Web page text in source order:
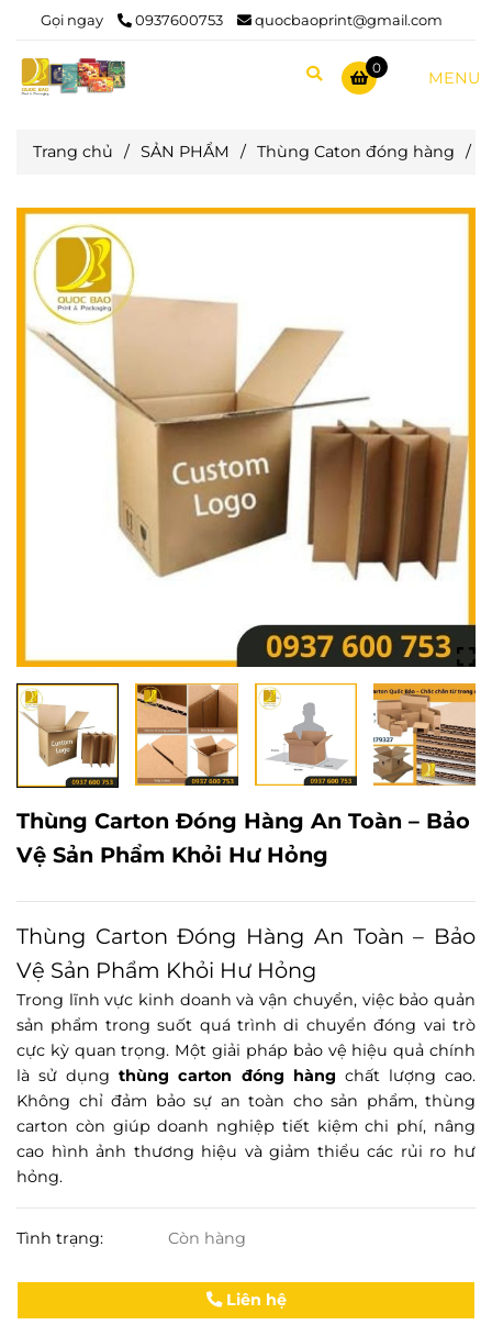
Gọi ngay 0937600753 quocbaoprint@gmail.com
0
MENU
Trang chủ / SẢN PHẨM / Thùng Caton đóng hàng /
Thùng Carton Đóng Hàng An Toàn – Bảo
Vệ Sản Phẩm Khỏi Hư Hỏng
Thùng Carton Đóng Hàng An Toàn – Bảo
Vệ Sản Phẩm Khỏi Hư Hỏng
Trong lĩnh vực kinh doanh và vận chuyển, việc bảo quản
sản phẩm trong suốt quá trình di chuyển đóng vai trò
cực kỳ quan trọng. Một giải pháp bảo vệ hiệu quả chính
là sử dụngthùng carton đóng hàng chất lượng cao.
Không chỉ đảm bảo sự an toàn cho sản phẩm, thùng
carton còn giúp doanh nghiệp tiết kiệm chi phí, nâng
cao hình ảnh thương hiệu và giảm thiểu các rủi ro hư
hỏng.
Tình trạng: Còn hàng
Liên hệ